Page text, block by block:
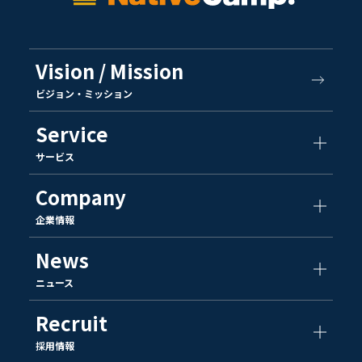
Vision / Mission
ビジョン・ミッション
Service
サービス
Company
企業情報
News
ニュース
Recruit
採用情報